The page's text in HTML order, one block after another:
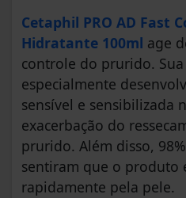
Cetaphil PRO AD Fast
Hidratante 100ml age
controle do prurido.
especialmente
sensível e sensibilizada
exacerbação do
prurido. Além disso,
sentiram que o produto
rapidamente pela pele.